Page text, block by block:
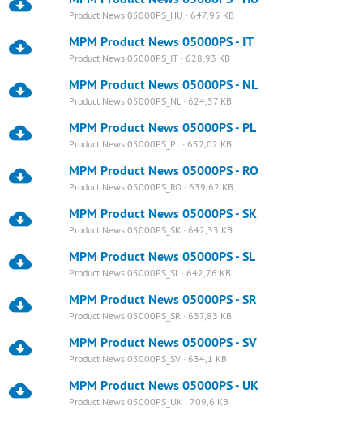
Product News 05000PS_HU · 647,95 KB
MPM Product News 05000PS - IT
Product News 05000PS_IT · 628,93 KB
MPM Product News 05000PS - NL
Product News 05000PS_NL · 624,57 KB
MPM Product News 05000PS - PL
Product News 05000PS_PL · 652,02 KB
MPM Product News 05000PS - RO
Product News 05000PS_RO · 639,62 KB
MPM Product News 05000PS - SK
Product News 05000PS_SK · 642,33 KB
MPM Product News 05000PS - SL
Product News 05000PS_SL · 642,76 KB
MPM Product News 05000PS - SR
Product News 05000PS_SR · 637,83 KB
MPM Product News 05000PS - SV
Product News 05000PS_SV · 634,1 KB
MPM Product News 05000PS - UK
Product News 05000PS_UK · 709,6 KB